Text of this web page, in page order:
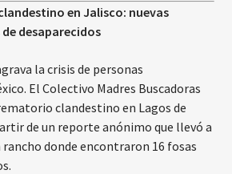
en Jalisco: nuevas
desaparecidos
la crisis de personas
El Colectivo Madres Buscadoras
clandestino en Lagos de
de un reporte anónimo que llevó a
donde encontraron 16 fosas